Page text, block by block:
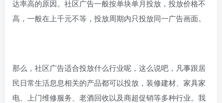
达率高的原因。社区广告一般按单块单月投放，投放价格不
高，一般在上千元不等，投放周期内只投放同一广告画面。
那么，社区广告适合投放什么行业呢，这么说吧，凡事跟居
民日常生活息息相关的产品都可以投放，装修建材、家具家
电、上门维修服务、老酒回收以及商超促销等多种行业。我